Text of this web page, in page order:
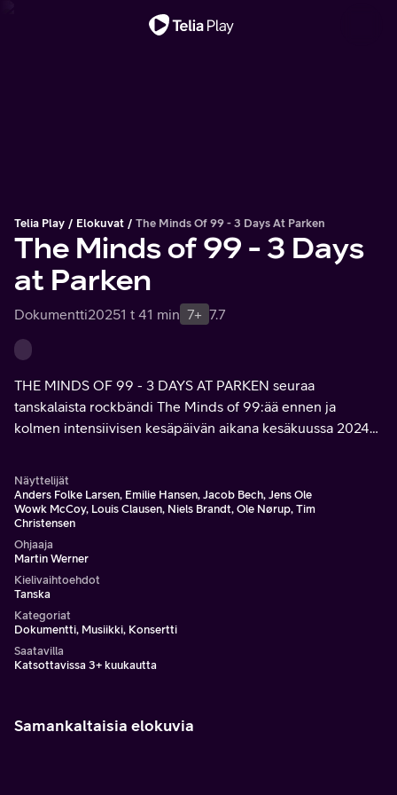
Telia Play Elokuvat The Minds Of 99 - 3 Days At Parken
The Minds of 99 - 3 Days
at Parken
Dokumentti20251 t 41 min 7+ 7.7
THE MINDS OF 99 - 3 DAYS AT PARKEN seuraa
tanskalaista rockbändi The Minds of 99:ää ennen ja
kolmen intensiivisen kesäpäivän aikana kesäkuussa 2024
Näyttelijät
Anders Folke Larsen, Emilie Hansen, Jacob Bech, Jens Ole
Wowk McCoy, Louis Clausen, Niels Brandt, Ole Nørup, Tim
Christensen
Ohjaaja
Martin Werner
Kielivaihtoehdot
Tanska
Kategoriat
Dokumentti, Musiikki, Konsertti
Saatavilla
Katsottavissa 3+ kuukautta
Samankaltaisia elokuvia